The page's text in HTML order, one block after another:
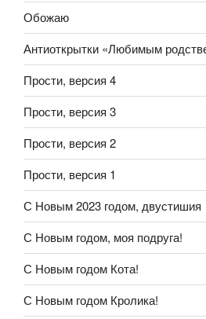
Обожаю
Антиоткрытки «Любимым
Прости, версия 4
Прости, версия 3
Прости, версия 2
Прости, версия 1
С Новым 2023 годом, двустишия
С Новым годом, моя подруга!
С Новым годом Кота!
С Новым годом Кролика!